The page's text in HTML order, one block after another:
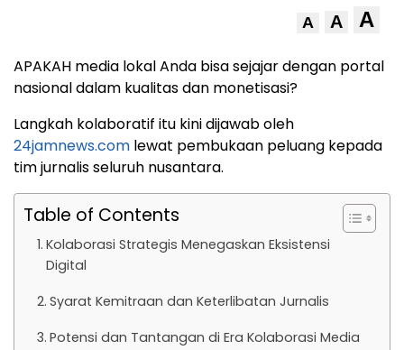
A A A
APAKAH media lokal Anda bisa sejajar dengan portal
nasional dalam kualitas dan monetisasi?
Langkah kolaboratif itu kini dijawab oleh
24jamnews.com lewat pembukaan peluang kepada
tim jurnalis seluruh nusantara.
Table of Contents
Kolaborasi Strategis Menegaskan Eksistensi
Digital
Syarat Kemitraan dan Keterlibatan Jurnalis
Potensi dan Tantangan di Era Kolaborasi Media